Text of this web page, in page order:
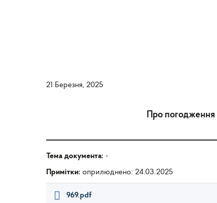
21 Березня, 2025
Про погодження
Тема документа: -
Примітки: оприлюднено: 24.03.2025
969.pdf